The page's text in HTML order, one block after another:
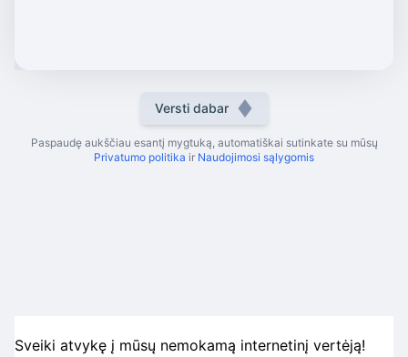
Versti dabar
Paspaudę aukščiau esantį mygtuką, automatiškai sutinkate su mūsų
Privatumo politika ir Naudojimosi sąlygomis
Sveiki atvykę į mūsų nemokamą internetinį vertėją!